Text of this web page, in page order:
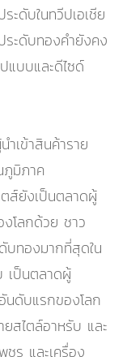
ดับในทวีปเอเชีย
ระดับทองคำยังคง
แบบและดีไซด์
เข้าสินค้าราย
ภูมิภาค
ส์ยังเป็นตลาดผู้
โลกด้วย ชาว
บทองมากที่สุดใน
เป็นตลาดผู้
นดับแรกของโลก
สไตล์อาหรับ และ
ชร และเครื่อง